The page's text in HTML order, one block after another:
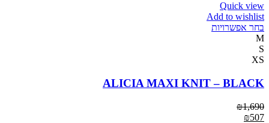
Quick view
Add to wishlist
בחר אפשרויות
M
S
XS
ALICIA MAXI KNIT – BLACK
₪1,690
₪507